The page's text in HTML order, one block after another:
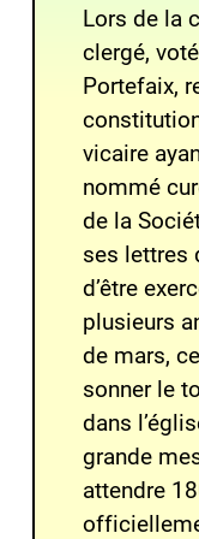
Lors de la
clergé,
Portefaix,
vicaire
nommé
de la
ses lettres
d’être
plusieurs
de mars,
sonner le
dans
grande
attendre